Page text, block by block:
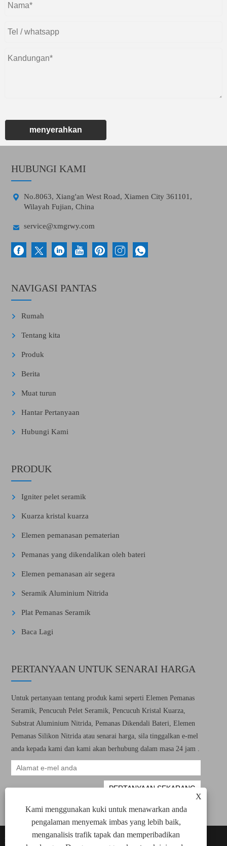
menyerahkan
X
Kami menggunakan kuki untuk menawarkan anda
pengalaman menyemak imbas yang lebih baik,
menganalisis trafik tapak dan memperibadikan
HUBUNGI KAMI

No.8063, Xiang'an West Road, Xiamen City 361101,
Wilayah Fujian, China
 service@xmgrwy.com
NAVIGASI PANTAS
Rumah
Tentang kita
Produk
Berita
Muat turun
Hantar Pertanyaan
Hubungi Kami
PRODUK
Igniter pelet seramik
Kuarza kristal kuarza
Elemen pemanasan pematerian
Pemanas yang dikendalikan oleh bateri
Elemen pemanasan air segera
Seramik Aluminium Nitrida
Plat Pemanas Seramik
Baca Lagi
PERTANYAAN UNTUK SENARAI HARGA
Untuk pertanyaan tentang produk kami seperti Elemen Pemanas
Seramik, Pencucuh Pelet Seramik, Pencucuh Kristal Kuarza,
Substrat Aluminium Nitrida, Pemanas Dikendali Bateri, Elemen
Pemanas Silikon Nitrida atau senarai harga, sila tinggalkan e-mel
anda kepada kami dan kami akan berhubung dalam masa 24 jam .
Hakcipta © 2022 Xiamen Green Way Electronic